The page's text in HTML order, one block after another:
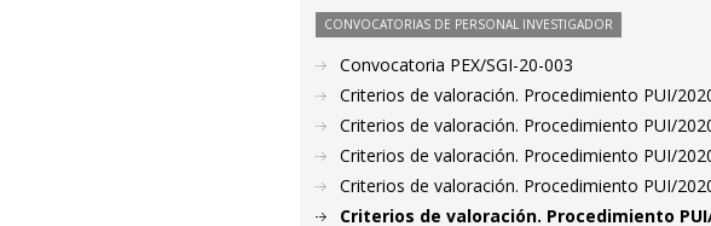
CONVOCATORIAS DE PERSONAL INVESTIGADOR
Convocatoria PEX/SGI-20-003
Criterios de valoración. Procedimiento PUI/
Criterios de valoración. Procedimiento PUI/
Criterios de valoración. Procedimiento PUI/
Criterios de valoración. Procedimiento PUI/
Criterios de valoración. Procedimiento